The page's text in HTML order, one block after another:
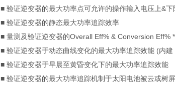
■ 验证逆变器的最大功率点可允许的操作输入电压上&下
■ 验证逆变器的静态最大功率追踪效率
■ 量测及验证逆变器的Overall Eff% & Conversion Eff% *
■ 验证逆变器于动态曲线变化的最大功率追踪效能 (内建
■ 验证逆变器于早晨至黄昏变化下的最大功率追踪效能
■ 验证逆变器的最大功率追踪机制于太阳电池被云或树